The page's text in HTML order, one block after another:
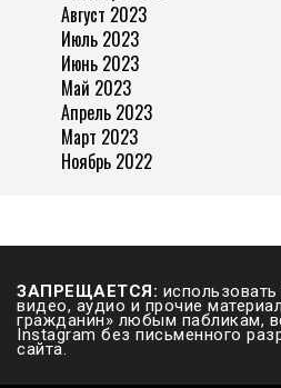
Август 2023
Июль 2023
Июнь 2023
Май 2023
Апрель 2023
Март 2023
Ноябрь 2022
ЗАПРЕЩАЕТСЯ:
видео, аудио и прочие
гражданин» любым пабликам,
Instagram без письменного
сайта.